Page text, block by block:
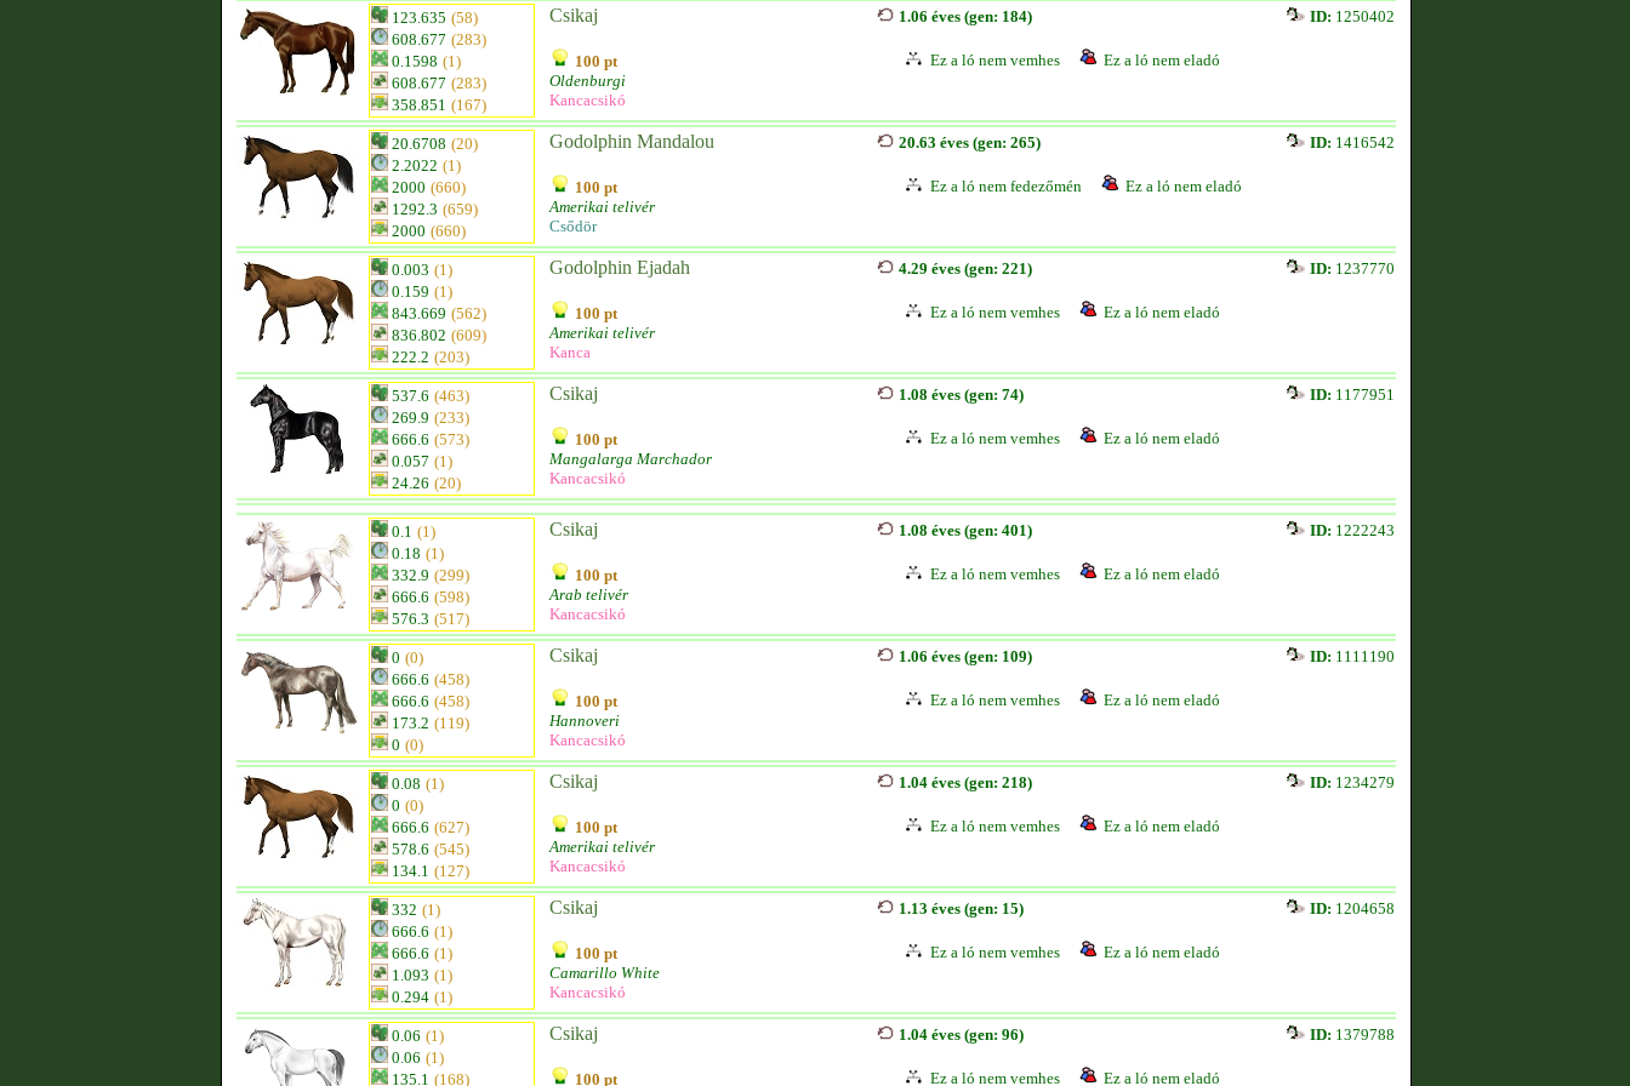
123.635 (58)
608.677 (283)
0.1598 (1)
608.677 (283)
358.851 (167)
Csikaj
100 pt
Oldenburgi
Kancacsikó
1.06 éves (gen: 184) ID: 1250402
Ez a ló nem vemhes Ez a ló nem eladó
20.6708 (20)
2.2022 (1)
2000 (660)
1292.3 (659)
2000 (660)
Godolphin Mandalou
100 pt
Amerikai telivér
Csődör
20.63 éves (gen: 265) ID: 1416542
Ez a ló nem fedezőmén Ez a ló nem eladó
0.003 (1)
0.159 (1)
843.669 (562)
836.802 (609)
222.2 (203)
Godolphin Ejadah
100 pt
Amerikai telivér
Kanca
4.29 éves (gen: 221) ID: 1237770
Ez a ló nem vemhes Ez a ló nem eladó
537.6 (463)
269.9 (233)
666.6 (573)
0.057 (1)
24.26 (20)
Csikaj
100 pt
Mangalarga Marchador
Kancacsikó
1.08 éves (gen: 74) ID: 1177951
Ez a ló nem vemhes Ez a ló nem eladó
0.1 (1)
0.18 (1)
332.9 (299)
666.6 (598)
576.3 (517)
Csikaj
100 pt
Arab telivér
Kancacsikó
1.08 éves (gen: 401) ID: 1222243
Ez a ló nem vemhes Ez a ló nem eladó
0 (0)
666.6 (458)
666.6 (458)
173.2 (119)
0 (0)
Csikaj
100 pt
Hannoveri
Kancacsikó
1.06 éves (gen: 109) ID: 1111190
Ez a ló nem vemhes Ez a ló nem eladó
0.08 (1)
0 (0)
666.6 (627)
578.6 (545)
134.1 (127)
Csikaj
100 pt
Amerikai telivér
Kancacsikó
1.04 éves (gen: 218) ID: 1234279
Ez a ló nem vemhes Ez a ló nem eladó
332 (1)
666.6 (1)
666.6 (1)
1.093 (1)
0.294 (1)
Csikaj
100 pt
Camarillo White
Kancacsikó
1.13 éves (gen: 15) ID: 1204658
Ez a ló nem vemhes Ez a ló nem eladó
0.06 (1)
0.06 (1)
135.1 (168)
Csikaj
100 pt
1.04 éves (gen: 96) ID: 1379788
Ez a ló nem vemhes Ez a ló nem eladó